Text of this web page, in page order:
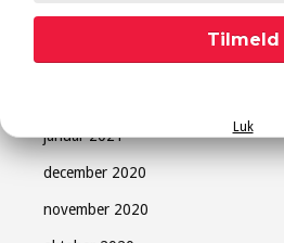
marts 2021
januar 2021
december 2020
november 2020
Tilmeld
Luk